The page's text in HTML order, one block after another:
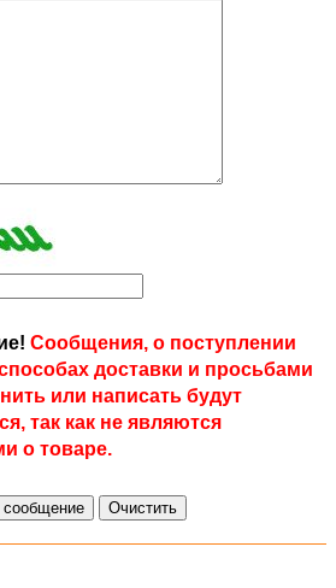
Сообщения, о поступлении
доставки и просьбами
или написать будут
так как не являются
о товаре.